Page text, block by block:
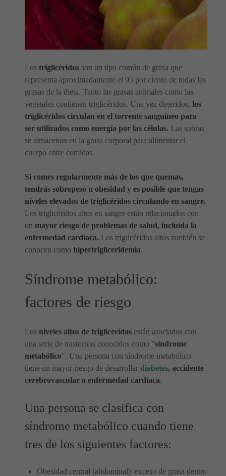
Los triglicéridos son un tipo común de grasa que
representa aproximadamente el 95 por ciento de todas las
grasas de la dieta. Tanto las grasas animales como las
vegetales contienen triglicéridos. Una vez digeridos, los
triglicéridos circulan en el torrente sanguíneo para
ser utilizados como energía por las células. Las sobras
se almacenan en la grasa corporal para alimentar el
cuerpo entre comidas.
Si comes regularmente más de los que quemas,
tendrás sobrepeso u obesidad y es posible que tengas
niveles elevados de triglicéridos circulando en sangre.
Los triglicéridos altos en sangre están relacionados con
un mayor riesgo de problemas de salud, incluida la
enfermedad cardíaca. Los triglicéridos altos también se
conocen como hipertrigliceridemia.
Síndrome metabólico:
factores de riesgo
Los niveles altos de triglicéridos están asociados con
una serie de trastornos conocidos como "síndrome
metabólico". Una persona con síndrome metabólico
tiene un mayor riesgo de desarrollar diabetes, accidente
cerebrovascular o enfermedad cardíaca.
Una persona se clasifica con
síndrome metabólico cuando tiene
tres de los siguientes factores:
Obesidad central (abdominal): exceso de grasa dentro